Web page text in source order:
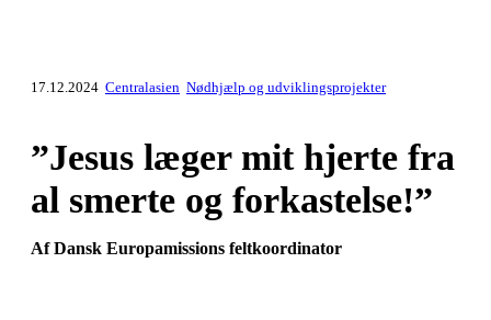
17.12.2024 Centralasien Nødhjælp og udviklingsprojekter
”Jesus læger mit hjerte fra
al smerte og forkastelse!”
Af Dansk Europamissions feltkoordinator